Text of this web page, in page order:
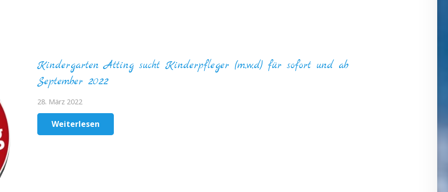
Kindergarten Atting sucht Kinderpfleger (m,w,d) für sofort und ab
September 2022
28. März 2022
Weiterlesen